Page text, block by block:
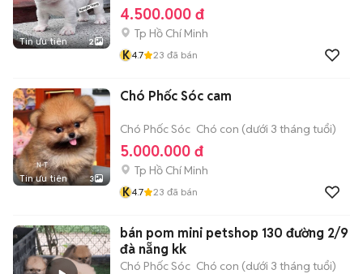
Tin ưu tiên 2
4.500.000 đ
Tp Hồ Chí Minh
K4.7 23 đã bán
Tin ưu tiên 3
Chó Phốc Sóc cam
Chó Phốc Sóc Chó con (dưới 3 tháng tuổi)
5.000.000 đ
Tp Hồ Chí Minh
K4.7 23 đã bán
bán pom mini petshop 130 đường 2/9
đà nẵng kk
Chó Phốc Sóc Chó con (dưới 3 tháng tuổi)